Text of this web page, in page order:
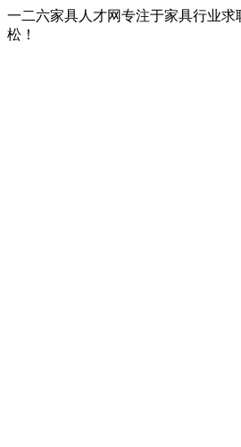
一二六家具人才网专注于家具行业
松！